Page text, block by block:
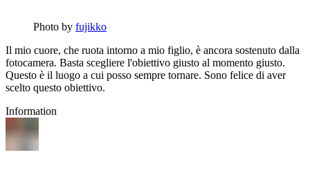
Photo by fujikko
Il mio cuore, che ruota intorno a mio figlio, è ancora sostenuto dalla
fotocamera. Basta scegliere l'obiettivo giusto al momento giusto.
Questo è il luogo a cui posso sempre tornare. Sono felice di aver
scelto questo obiettivo.
Information